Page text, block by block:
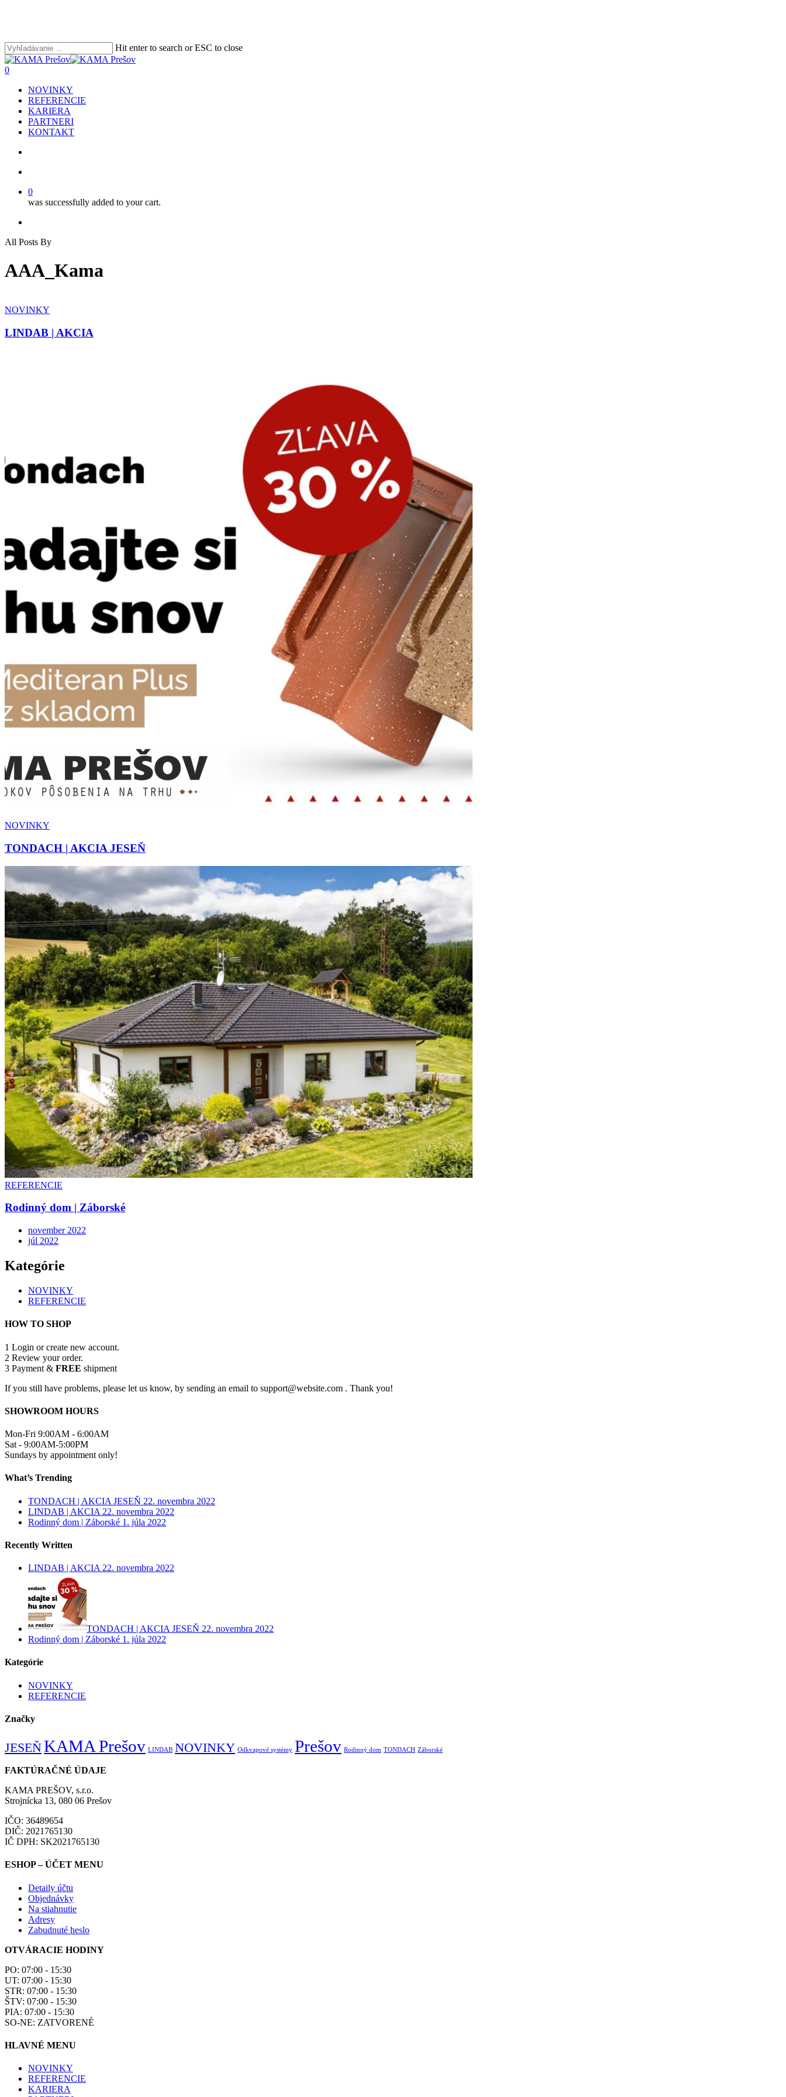
content
Hit enter to search or ESC to close
Close
Search
search
account
0
NOVINKY
REFERENCIE
KARIERA
PARTNERI
KONTAKT
0
was successfully added to your cart.
All Posts By
AAA_Kama
NOVINKY
LINDAB | AKCIA
NOVINKY
TONDACH | AKCIA JESEŇ
REFERENCIE
Rodinný dom | Záborské
november 2022
júl 2022
Kategórie
NOVINKY
REFERENCIE
HOW TO SHOP
1 Login or create new account.
2 Review your order.
3 Payment & FREE shipment
If you still have problems, please let us know, by sending an email to support@website.com . Thank you!
SHOWROOM HOURS
Mon-Fri 9:00AM - 6:00AM
Sat - 9:00AM-5:00PM
Sundays by appointment only!
What’s Trending
TONDACH | AKCIA JESEŇ 22. novembra 2022
LINDAB | AKCIA 22. novembra 2022
Rodinný dom | Záborské 1. júla 2022
Recently Written
LINDAB | AKCIA 22. novembra 2022
TONDACH | AKCIA JESEŇ 22. novembra 2022
Rodinný dom | Záborské 1. júla 2022
Kategórie
NOVINKY
REFERENCIE
Značky
JESEŇKAMA Prešov LINDAB NOVINKY Odkvapové systémy Prešov Rodinný dom TONDACH Záborské
FAKTÚRAČNÉ ÚDAJE
KAMA PREŠOV, s.r.o.
Strojnícka 13, 080 06 Prešov
IČO: 36489654
DIČ: 2021765130
IČ DPH: SK2021765130
ESHOP – ÚČET MENU
Detaily účtu
Objednávky
Na stiahnutie
Adresy
Zabudnuté heslo
OTVÁRACIE HODINY
PO: 07:00 - 15:30
UT: 07:00 - 15:30
STR: 07:00 - 15:30
ŠTV: 07:00 - 15:30
PIA: 07:00 - 15:30
SO-NE: ZATVORENÉ
HLAVNÉ MENU
NOVINKY
REFERENCIE
KARIERA